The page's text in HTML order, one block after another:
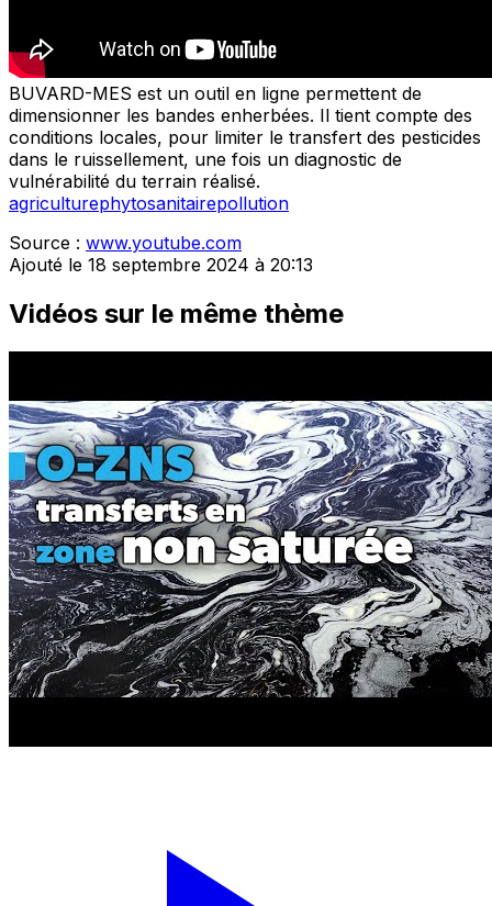
BUVARD-MES est un outil en ligne permettent de
dimensionner les bandes enherbées. Il tient compte des
conditions locales, pour limiter le transfert des pesticides
dans le ruissellement, une fois un diagnostic de
vulnérabilité du terrain réalisé.
agriculturephytosanitairepollution
Source : www.youtube.com
Ajouté le 18 septembre 2024 à 20:13
Vidéos sur le même thème